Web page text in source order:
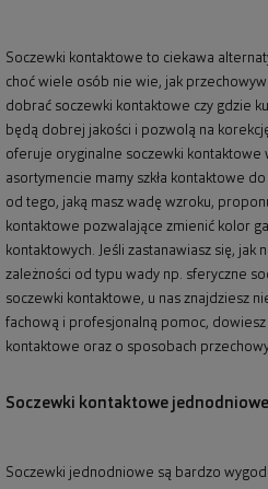
Soczewki kontaktowe to ciekawa
choć wiele osób nie wie, jak
dobrać soczewki kontaktowe czy gdzie
będą dobrej jakości i pozwolą na
oferuje oryginalne soczewki kontaktowe
asortymencie mamy szkła kontaktowe
od tego, jaką masz wadę wzroku,
kontaktowe pozwalające zmienić kolor
kontaktowych. Jeśli zastanawiasz się, jak
zależności od typu wady np. sferyczne
soczewki kontaktowe, u nas znajdziesz
fachową i profesjonalną pomoc, dowiesz
kontaktowe oraz o sposobach
Soczewki kontaktowe jednodniowe
Soczewki jednodniowe są bardzo